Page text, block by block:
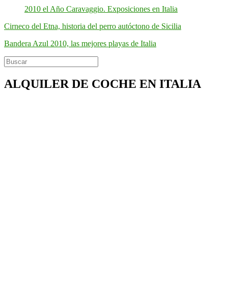
2010 el Año Caravaggio. Exposiciones en Italia
Cirneco del Etna, historia del perro autóctono de Sicilia
Bandera Azul 2010, las mejores playas de Italia
ALQUILER DE COCHE EN ITALIA